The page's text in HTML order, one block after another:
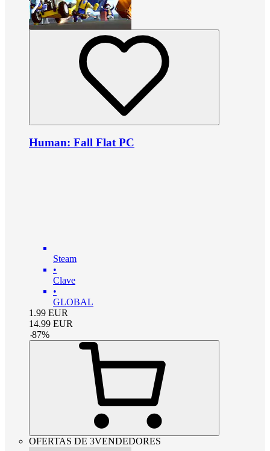
Human: Fall Flat PC
Steam
•
Clave
•
GLOBAL
1.99 EUR
14.99 EUR
-87%
OFERTAS DE 3VENDEDORES